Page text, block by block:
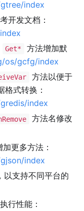
index
开发文档：
Get*
方法增加默
os/gcfg/index
方法以便于
式转换：
index
方法名修改
更多方法：
index
以支持不同平台的
行性能：